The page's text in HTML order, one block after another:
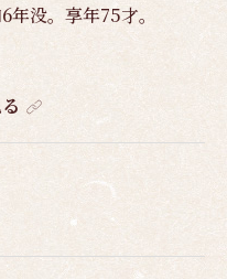
没。享年75才。